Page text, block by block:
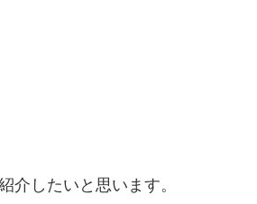
介したいと思います。